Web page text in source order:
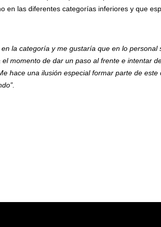
en las diferentes categorías inferiores y que
la categoría y me gustaría que en lo personal
momento de dar un paso al frente e intentar
hace una ilusión especial formar parte de este